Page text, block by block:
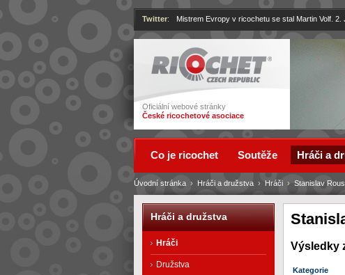
Ricochet
Oficiální webové stránky
České ricochetové asociace
Twitter: Mistrem Evropy v ricochetu se stal Martin Volf.
Výsledky
Kategorie
Úvodní stránka › Hráči a družstva › Hráči › Stanislav Rous
Co je ricochet Soutěže Hráči a
Hráči a družstva
Hráči
Družstva